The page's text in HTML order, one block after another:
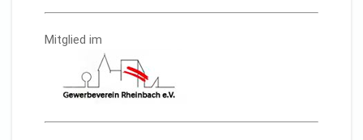
Mitglied im